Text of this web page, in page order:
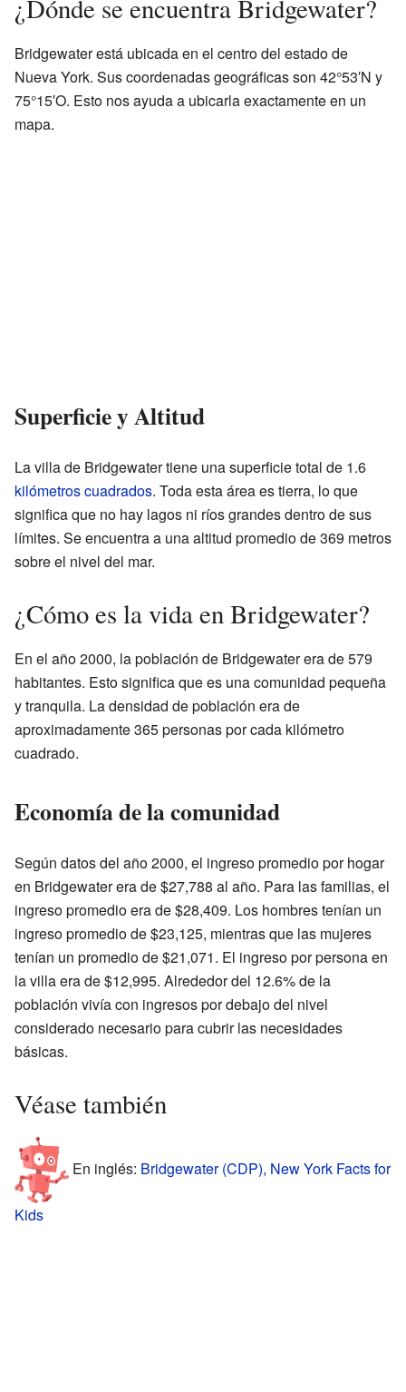
¿Dónde se encuentra Bridgewater?
Bridgewater está ubicada en el centro del estado de
Nueva York. Sus coordenadas geográficas son 42°53′N y
75°15′O. Esto nos ayuda a ubicarla exactamente en un
mapa.
Superficie y Altitud
La villa de Bridgewater tiene una superficie total de 1.6
kilómetros cuadrados. Toda esta área es tierra, lo que
significa que no hay lagos ni ríos grandes dentro de sus
límites. Se encuentra a una altitud promedio de 369 metros
sobre el nivel del mar.
¿Cómo es la vida en Bridgewater?
En el año 2000, la población de Bridgewater era de 579
habitantes. Esto significa que es una comunidad pequeña
y tranquila. La densidad de población era de
aproximadamente 365 personas por cada kilómetro
cuadrado.
Economía de la comunidad
Según datos del año 2000, el ingreso promedio por hogar
en Bridgewater era de $27,788 al año. Para las familias, el
ingreso promedio era de $28,409. Los hombres tenían un
ingreso promedio de $23,125, mientras que las mujeres
tenían un promedio de $21,071. El ingreso por persona en
la villa era de $12,995. Alrededor del 12.6% de la
población vivía con ingresos por debajo del nivel
considerado necesario para cubrir las necesidades
básicas.
Véase también
En inglés: Bridgewater (CDP), New York Facts for
Kids